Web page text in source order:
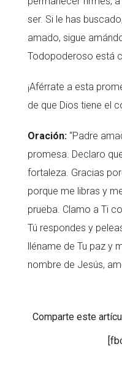
ser. Si le has
amado, sigue
Todopoderoso está
¡Aférrate a esta
de que Dios tiene el
Oración: “Padre
promesa. Declaro
fortaleza. Gracias
porque me libras y
prueba. Clamo a Ti
Tú respondes y
lléname de Tu paz y
nombre de Jesús,
Comparte este